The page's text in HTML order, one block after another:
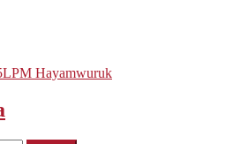
LPM Hayamwuruk